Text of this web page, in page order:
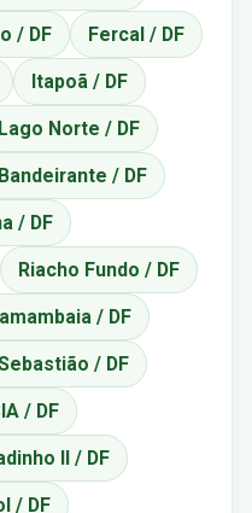
/ DF Fercal / DF
Itapoã / DF
Lago Norte / DF
/ DF
/ DF
Riacho Fundo / DF
/ DF
/ DF
/ DF
II / DF
/ DF